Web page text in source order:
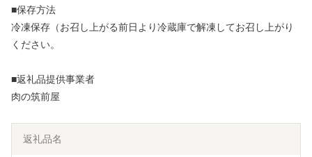
■保存方法
冷凍保存（お召し上がる前日より冷蔵庫で解凍してお召し上がり
ください。
■返礼品提供事業者
肉の筑前屋
返礼品名